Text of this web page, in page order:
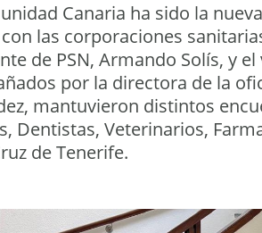
Canaria ha sido la
con las corporaciones
de PSN, Armando Solís, y
por la directora de la
mantuvieron distintos
Dentistas, Veterinarios,
de Tenerife.